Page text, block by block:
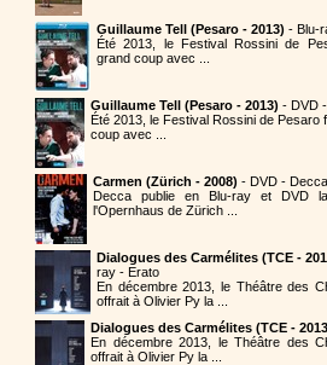
Guillaume Tell (Pesaro - 2013) - Blu-
Été 2013, le Festival Rossini de
grand coup avec ...
Guillaume Tell (Pesaro - 2013) - DVD
Été 2013, le Festival Rossini de Pesaro
coup avec ...
Carmen (Zürich - 2008) - DVD - Decca
Decca publie en Blu-ray et DVD
l'Opernhaus de Zürich ...
Dialogues des Carmélites (TCE -
ray - Erato
En décembre 2013, le Théâtre des
offrait à Olivier Py la ...
Dialogues des Carmélites (TCE -
En décembre 2013, le Théâtre des
offrait à Olivier Py la ...